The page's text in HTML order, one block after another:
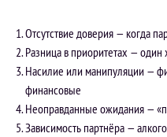
Отсутствие доверия — когда
Разница в приоритетах — один
Насилие или манипуляции —
финансовые
Неоправданные ожидания —
Зависимость партнёра —